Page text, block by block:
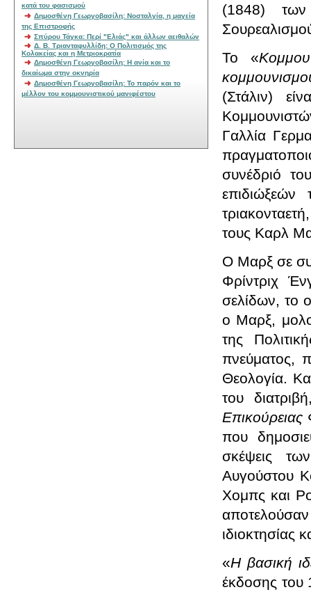
(1848)
Το «
(Στάλιν)
Γαλλία
συνέδριό
τους Καρλ
Ο Μαρξ σε
Φρίντριχ
σελίδων, το
ο Μαρξ,
της
πνεύματος,
Θεολογία.
του
που
σκέψεις
Αυγούστου
Χομπς και
ιδιοκτησίας
«Η βασική
έκδοσης
κατά του φασισμού
Δημοσθένη Γεωργοβασίλη: Νοσταλγία, η μαγεία
της Επιστροφής
Σπύρου Τάγκα: Περί "Ελιάς" και άλλων αειθαλών
Δ. Β. Τριανταφυλλίδη: Ο Πολιτισμός της
Κολακείας και η Μετριοκρατία
Δημοσθένη Γεωργοβασίλη: Η ανία και το
δικαίωμα στην οκνηρία
Δημοσθένη Γεωργοβασίλη: To παρόν και το
μέλλον του κομμουνιστικού μανιφέστου